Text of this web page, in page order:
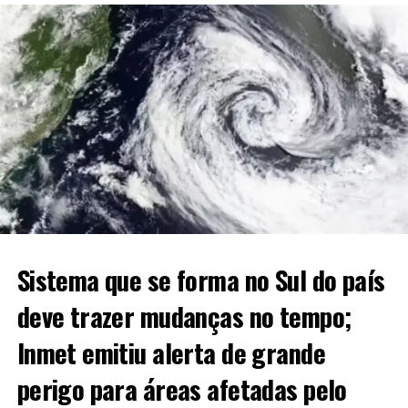
Sistema que se forma no Sul do país
deve trazer mudanças no tempo;
Inmet emitiu alerta de grande
perigo para áreas afetadas pelo